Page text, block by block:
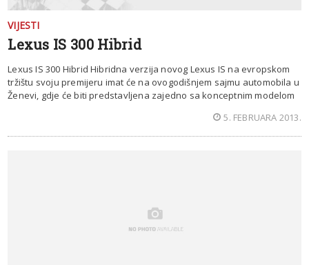
VIJESTI
Lexus IS 300 Hibrid
Lexus IS 300 Hibrid Hibridna verzija novog Lexus IS na evropskom
tržištu svoju premijeru imat će na ovogodišnjem sajmu automobila u
Ženevi, gdje će biti predstavljena zajedno sa konceptnim modelom
5. FEBRUARA 2013.